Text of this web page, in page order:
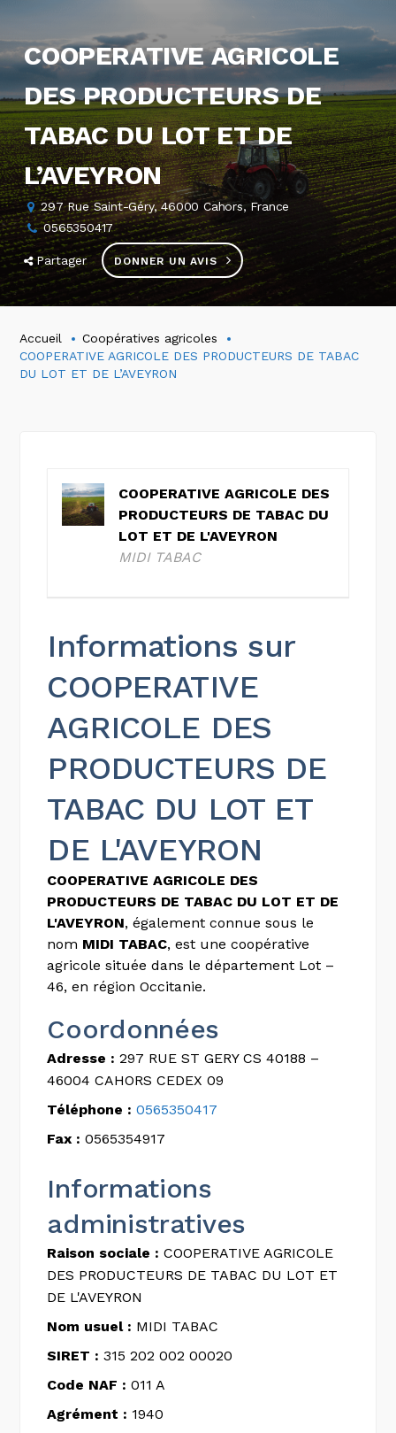
COOPERATIVE AGRICOLE
DES PRODUCTEURS DE
TABAC DU LOT ET DE
L’AVEYRON
297 Rue Saint-Géry, 46000 Cahors, France
0565350417
Partager DONNER UN AVIS
Accueil
Coopératives agricoles
COOPERATIVE AGRICOLE DES PRODUCTEURS DE TABAC
DU LOT ET DE L’AVEYRON
COOPERATIVE AGRICOLE DES
PRODUCTEURS DE TABAC DU
LOT ET DE L'AVEYRON
MIDI TABAC
Informations sur
COOPERATIVE
AGRICOLE DES
PRODUCTEURS DE
TABAC DU LOT ET
DE L'AVEYRON
COOPERATIVE AGRICOLE DES
PRODUCTEURS DE TABAC DU LOT ET DE
L'AVEYRON, également connue sous le
nom MIDI TABAC, est une coopérative
agricole située dans le département Lot –
46, en région Occitanie.
Coordonnées
Adresse : 297 RUE ST GERY CS 40188 –
46004 CAHORS CEDEX 09
Téléphone : 0565350417
Fax : 0565354917
Informations
administratives
Raison sociale : COOPERATIVE AGRICOLE
DES PRODUCTEURS DE TABAC DU LOT ET
DE L'AVEYRON
Nom usuel : MIDI TABAC
SIRET : 315 202 002 00020
Code NAF : 011 A
Agrément : 1940